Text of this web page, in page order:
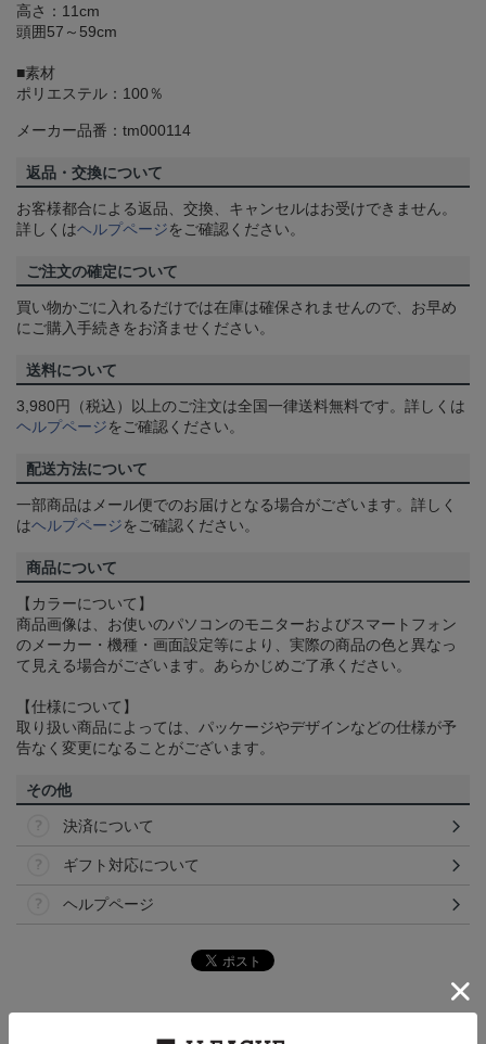
高さ：11cm
頭囲57～59cm
■素材
ポリエステル：100％
メーカー品番：tm000114
返品・交換について
お客様都合による返品、交換、キャンセルはお受けできません。
詳しくはヘルプページをご確認ください。
ご注文の確定について
買い物かごに入れるだけでは在庫は確保されませんので、お早め
にご購入手続きをお済ませください。
送料について
3,980円（税込）以上のご注文は全国一律送料無料です。詳しくは
ヘルプページをご確認ください。
配送方法について
一部商品はメール便でのお届けとなる場合がございます。詳しく
はヘルプページをご確認ください。
商品について
【カラーについて】
商品画像は、お使いのパソコンのモニターおよびスマートフォン
のメーカー・機種・画面設定等により、実際の商品の色と異なっ
て見える場合がございます。あらかじめご了承ください。
【仕様について】
取り扱い商品によっては、パッケージやデザインなどの仕様が予
告なく変更になることがございます。
その他
決済について
ギフト対応について
ヘルプページ